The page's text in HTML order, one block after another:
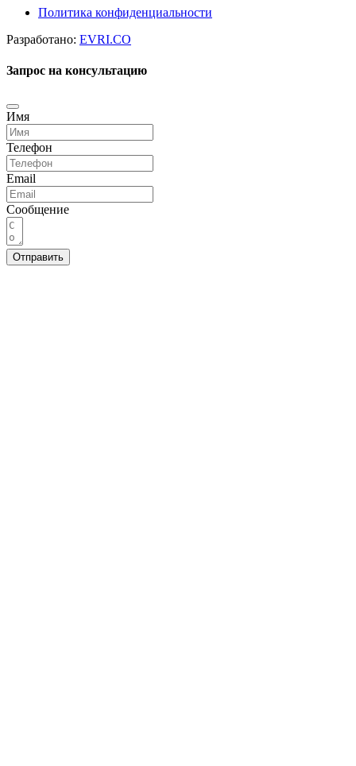
Политика конфиденциальности
Разработано: EVRI.CO
Запрос на консультацию
Имя
Телефон
Email
Сообщение
Отправить